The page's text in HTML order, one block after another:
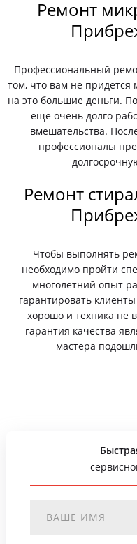
Ремонт
Профессиональный
том, что вам не придется
на это большие деньги.
еще очень долго
вмешательства.
профессионалы
Ремонт
Чтобы выполнять
необходимо пройти
многолетний опыт
гарантировать
хорошо и техника не
гарантия качества
мастера